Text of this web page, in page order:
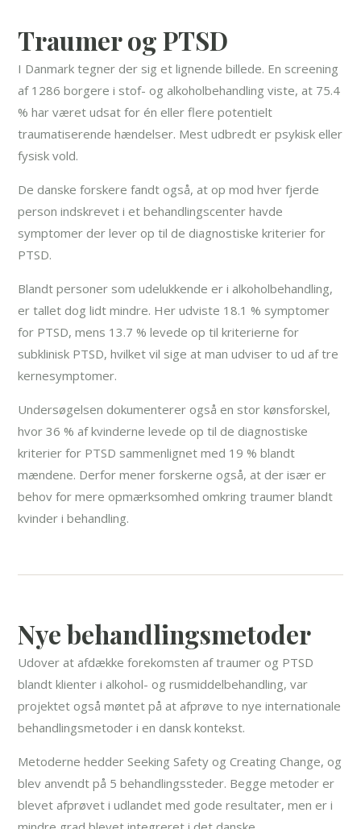
Traumer og PTSD
I Danmark tegner der sig et lignende billede. En screening
af 1286 borgere i stof- og alkoholbehandling viste, at 75.4
% har været udsat for én eller flere potentielt
traumatiserende hændelser. Mest udbredt er psykisk eller
fysisk vold.
De danske forskere fandt også, at op mod hver fjerde
person indskrevet i et behandlingscenter havde
symptomer der lever op til de diagnostiske kriterier for
PTSD.
Blandt personer som udelukkende er i alkoholbehandling,
er tallet dog lidt mindre. Her udviste 18.1 % symptomer
for PTSD, mens 13.7 % levede op til kriterierne for
subklinisk PTSD, hvilket vil sige at man udviser to ud af tre
kernesymptomer.
Undersøgelsen dokumenterer også en stor kønsforskel,
hvor 36 % af kvinderne levede op til de diagnostiske
kriterier for PTSD sammenlignet med 19 % blandt
mændene. Derfor mener forskerne også, at der især er
behov for mere opmærksomhed omkring traumer blandt
kvinder i behandling.
Nye behandlingsmetoder
Udover at afdække forekomsten af traumer og PTSD
blandt klienter i alkohol- og rusmiddelbehandling, var
projektet også møntet på at afprøve to nye internationale
behandlingsmetoder i en dansk kontekst.
Metoderne hedder Seeking Safety og Creating Change, og
blev anvendt på 5 behandlingssteder. Begge metoder er
blevet afprøvet i udlandet med gode resultater, men er i